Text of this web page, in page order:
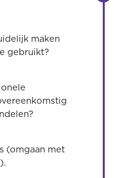
maken
gebruikt?
(omgaan met